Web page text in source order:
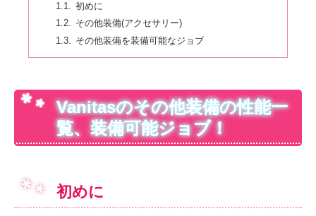
初めに
その他装備(アクセサリー)
その他装備を装備可能なジョブ
Vanitasのその他装備の性能一
覧、装備可能ジョブ！
初めに